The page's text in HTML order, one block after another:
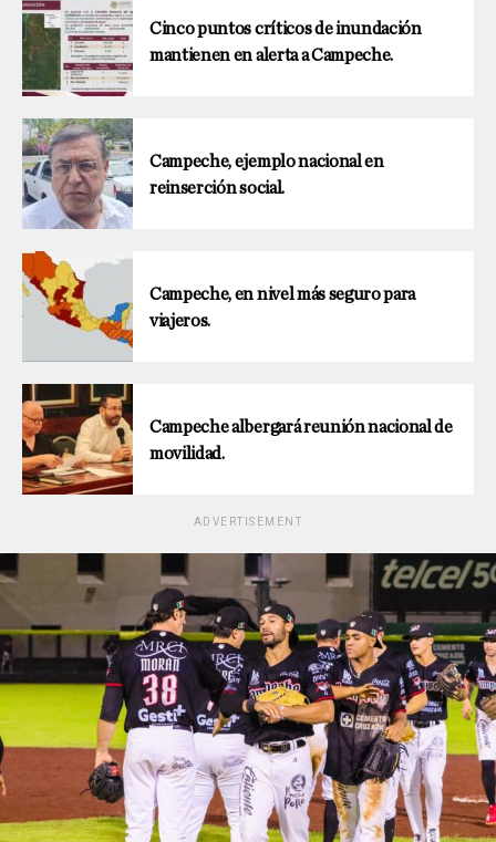
Cinco puntos críticos de inundación
mantienen en alerta a Campeche.
Campeche, ejemplo nacional en
reinserción social.
Campeche, en nivel más seguro para
viajeros.
Campeche albergará reunión nacional de
movilidad.
ADVERTISEMENT